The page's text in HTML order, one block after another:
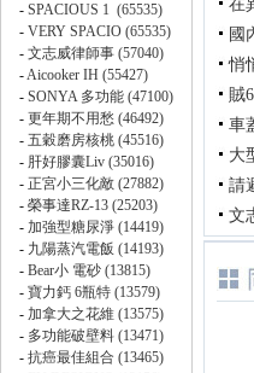
在
國
悄
賊
車
大
請
文